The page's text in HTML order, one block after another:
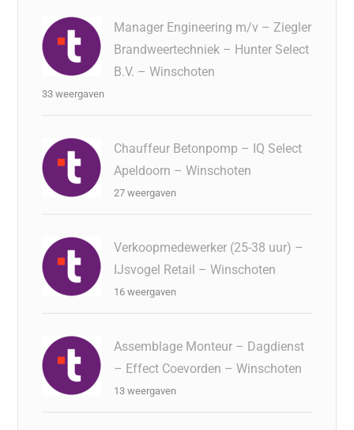
Manager Engineering m/v – Ziegler
Brandweertechniek – Hunter Select
B.V. – Winschoten
33 weergaven
Chauffeur Betonpomp – IQ Select
Apeldoorn – Winschoten
27 weergaven
Verkoopmedewerker (25-38 uur) –
IJsvogel Retail – Winschoten
16 weergaven
Assemblage Monteur – Dagdienst
– Effect Coevorden – Winschoten
13 weergaven